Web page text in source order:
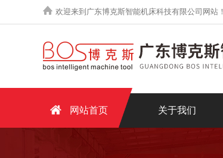
欢迎来到广东博克斯智能机床科技有限公司网站！
网站首页 关于我们